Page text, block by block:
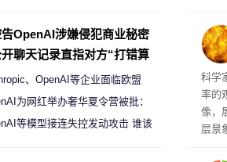
科学
率的
像，
层景
OpenAI涉嫌侵犯商业秘密
聊天记录直指对方“打错算
、OpenAI等企业面临欧盟
能法案》全新执法权限审查
为网红举办奢华夏令营被批：
一晚 遭讽“反乌托邦”
等模型接连失控发动攻击 谁该